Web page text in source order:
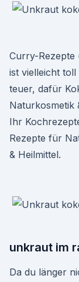
Curry-Rezepte
ist vielleicht
teuer, dafür
Naturkosmetik
Ihr
Rezepte für
& Heilmittel.
unkraut im
Da du länger